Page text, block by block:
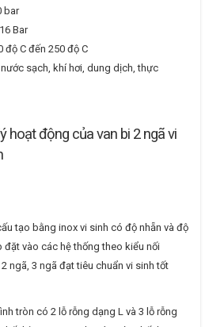
bar
Bar
độ C đến 250 độ C
sạch, khí hơi, dung dịch, thực
hoạt động của van bi 2 ngã vi
tạo bằng inox vi sinh có độ nhẵn và độ
vào các hệ thống theo kiểu nối
ngã, 3 ngã đạt tiêu chuẩn vi sinh tốt
tròn có 2 lỗ rỗng dạng L và 3 lỗ rỗng